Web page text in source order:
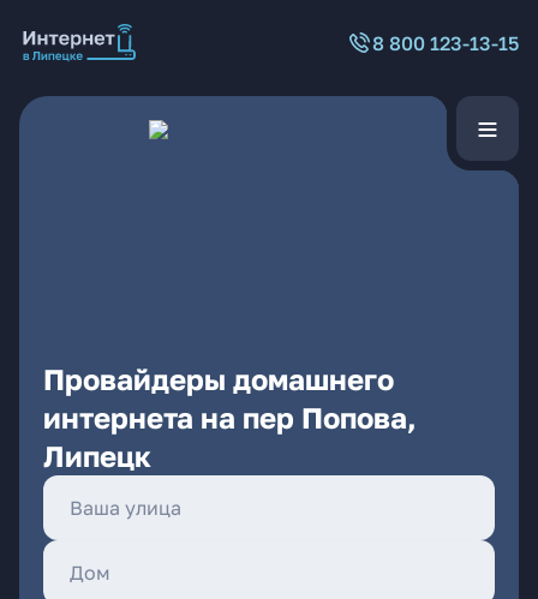
8 800 123-13-15
Провайдеры домашнего
интернета на пер Попова,
Липецк